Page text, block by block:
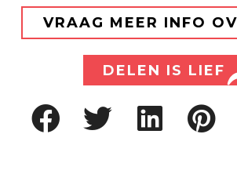
VRAAG MEER INFO
DELEN IS LIEF